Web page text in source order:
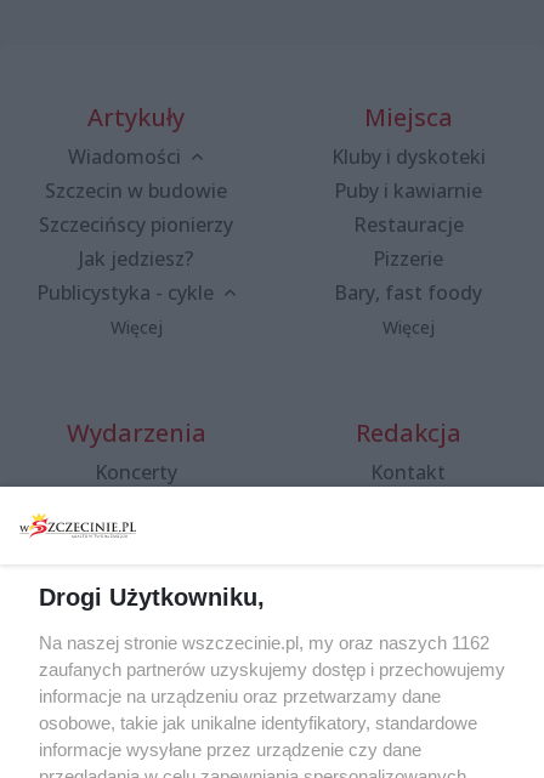
Artykuły
Wiadomości
Szczecin w budowie
Szczecińscy pionierzy
Jak jedziesz?
Publicystyka - cykle
Więcej
Miejsca
Kluby i dyskoteki
Puby i kawiarnie
Restauracje
Pizzerie
Bary, fast foody
Więcej
Wydarzenia
Koncerty
Spacery i oprowadzania
targi
Wernisaże
Więcej
Redakcja
Kontakt
Specjalny koncert z okazji
20. urodzin portalu
wSzczecinie.pl
Regulamin konkursów
śniadaniówka "Hej
Drogi Użytkowniku,
Na naszej stronie wszczecinie.pl, my oraz naszych 1162
zaufanych partnerów uzyskujemy dostęp i przechowujemy
informacje na urządzeniu oraz przetwarzamy dane
osobowe, takie jak unikalne identyfikatory, standardowe
informacje wysyłane przez urządzenie czy dane